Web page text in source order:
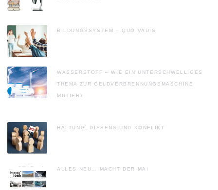
BILDUNGSSYSTEM – QUO VADIS
WASSERSTOFF – WIE EIN UNTERSCHWELLIGES
THEMA ZUR GELDVERBRENNUNGSMASCHINE
MUTIERT
HALTUNG, DISSENS UND KONFLIKT
ALLES NEU… MACHT DER MAI